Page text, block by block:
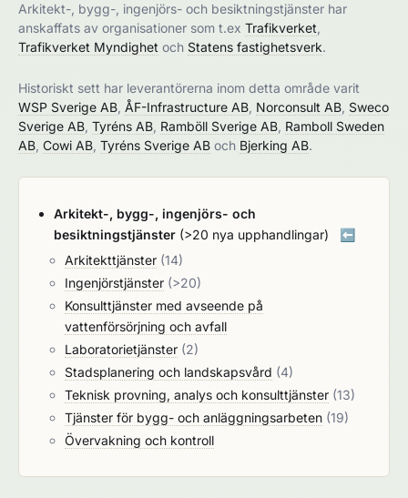
Arkitekt-, bygg-, ingenjörs- och besiktningstjänster har
anskaffats av organisationer som t.ex Trafikverket
Trafikverket Myndighet och Statens fastighetsverk.
Historiskt sett har leverantörerna inom detta område varit
WSP Sverige AB ÅF-Infrastructure AB Norconsult AB Sweco
Sverige AB Tyréns AB Ramböll Sverige AB Ramboll Sweden
AB Cowi AB Tyréns Sverige AB och Bjerking AB.
Arkitekt-, bygg-, ingenjörs- och
besiktningstjänster (>20 nya upphandlingar) ⬅️
Arkitekttjänster (14)
Ingenjörstjänster (>20)
Konsulttjänster med avseende på
vattenförsörjning och avfall
Laboratorietjänster (2)
Stadsplanering och landskapsvård (4)
Teknisk provning, analys och konsulttjänster (13)
Tjänster för bygg- och anläggningsarbeten (19)
Övervakning och kontroll